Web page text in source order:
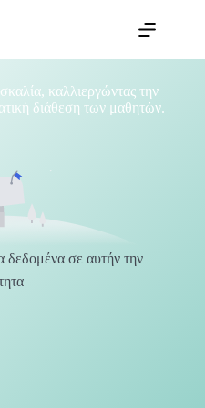
καλλιεργώντας την
διάθεση των μαθητών.
δεδομένα σε αυτήν την